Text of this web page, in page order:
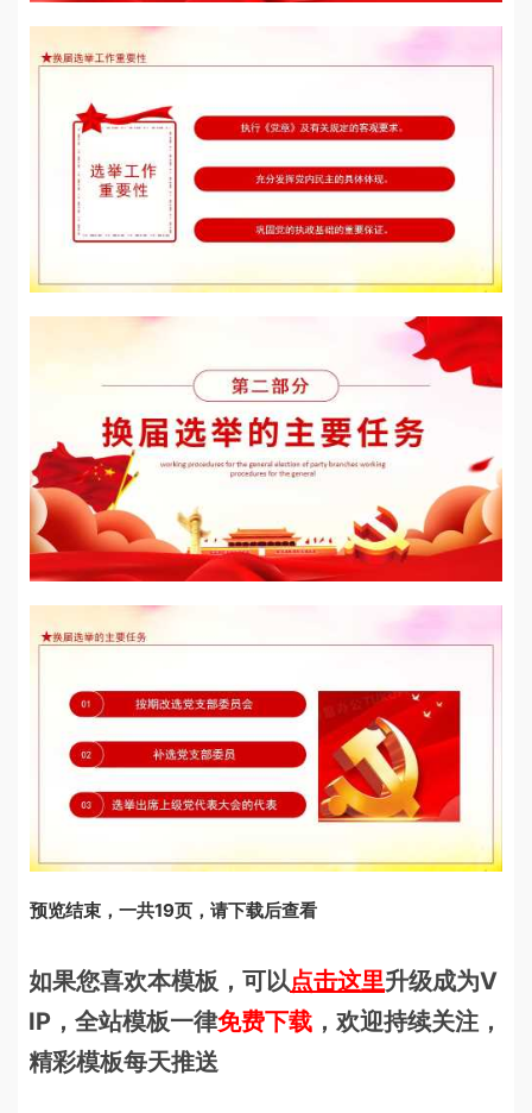
预览结束，一共19页，请下载后查看
如果您喜欢本模板，可以点击这里升级成为V
IP，全站模板一律免费下载 ，欢迎持续关注，
精彩模板每天推送